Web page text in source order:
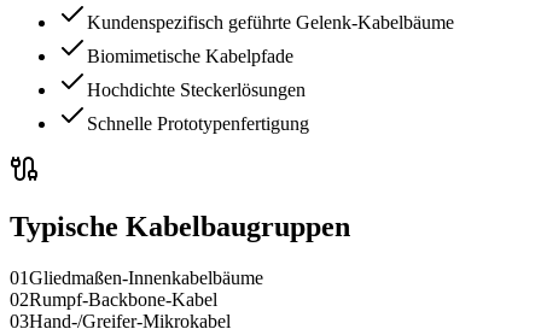
Kundenspezifisch geführte Gelenk-Kabelbäume
Biomimetische Kabelpfade
Hochdichte Steckerlösungen
Schnelle Prototypenfertigung
Typische Kabelbaugruppen
01Gliedmaßen-Innenkabelbäume
02Rumpf-Backbone-Kabel
03Hand-/Greifer-Mikrokabel